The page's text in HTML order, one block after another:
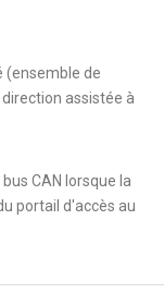
(ensemble de
assistée à
CAN lorsque la
portail d'accès au